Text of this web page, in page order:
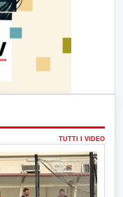
TUTTI I VIDEO